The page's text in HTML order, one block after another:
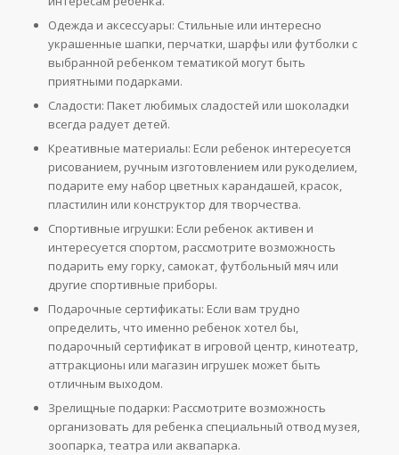
Одежда и аксессуары: Стильные или интересно
украшенные шапки, перчатки, шарфы или футболки с
выбранной ребенком тематикой могут быть
приятными подарками.
Сладости: Пакет любимых сладостей или шоколадки
всегда радует детей.
Креативные материалы: Если ребенок интересуется
рисованием, ручным изготовлением или рукоделием,
подарите ему набор цветных карандашей, красок,
пластилин или конструктор для творчества.
Спортивные игрушки: Если ребенок активен и
интересуется спортом, рассмотрите возможность
подарить ему горку, самокат, футбольный мяч или
другие спортивные приборы.
Подарочные сертификаты: Если вам трудно
определить, что именно ребенок хотел бы,
подарочный сертификат в игровой центр, кинотеатр,
аттракционы или магазин игрушек может быть
отличным выходом.
Зрелищные подарки: Рассмотрите возможность
организовать для ребенка специальный отвод музея,
зоопарка, театра или аквапарка.